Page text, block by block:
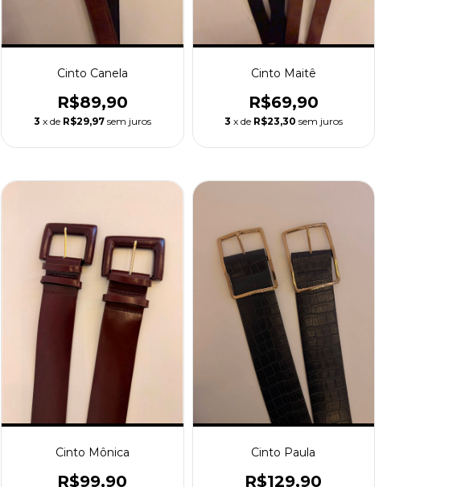
Cinto Canela
R$89,90
3 x de R$29,97 sem juros
Cinto Maitê
R$69,90
3 x de R$23,30 sem juros
Cinto Mônica
R$99,90
Cinto Paula
R$129,90